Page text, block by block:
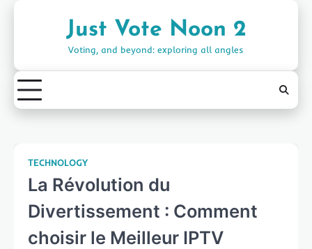
Just Vote Noon 2
Voting, and beyond: exploring all angles
TECHNOLOGY
La Révolution du
Divertissement : Comment
choisir le Meilleur IPTV